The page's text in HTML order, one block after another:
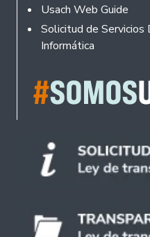
Usach Web Guide
Solicitud de Servicios
Informática